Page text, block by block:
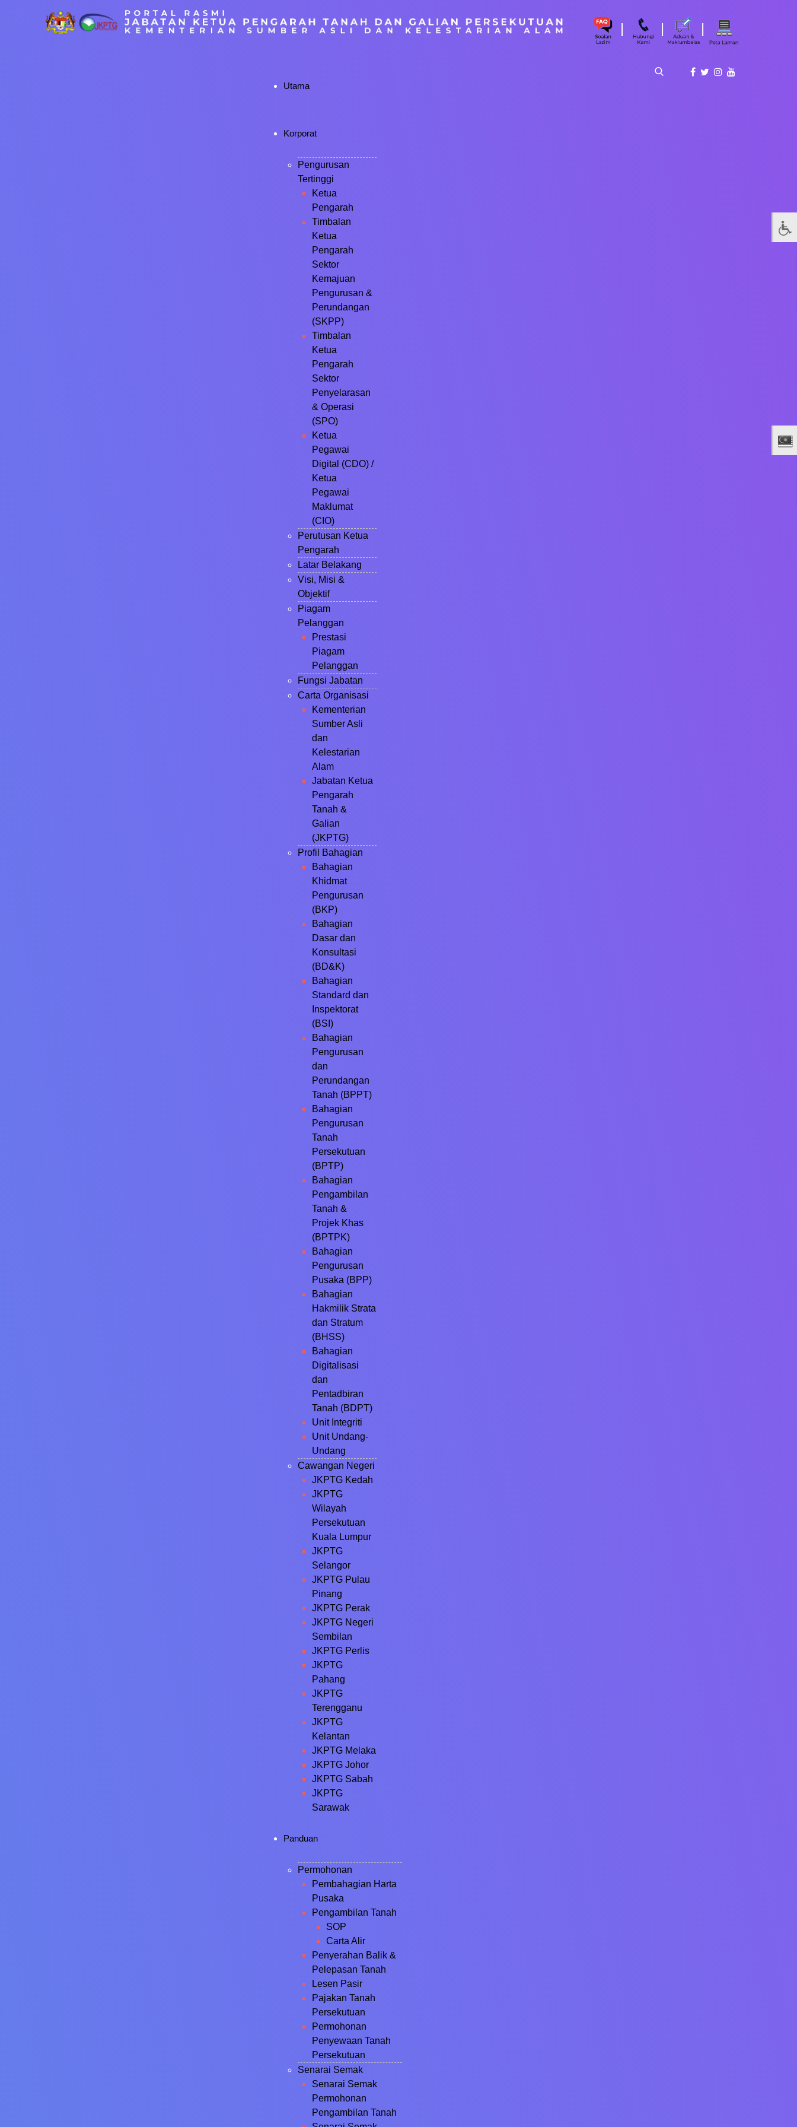
| | |
Utama
Korporat
Pengurusan
Tertinggi
Ketua
Pengarah
Timbalan
Ketua
Pengarah
Sektor
Kemajuan
Pengurusan &
Perundangan
(SKPP)
Timbalan
Ketua
Pengarah
Sektor
Penyelarasan
& Operasi
(SPO)
Ketua
Pegawai
Digital (CDO) /
Ketua
Pegawai
Maklumat
(CIO)
Perutusan Ketua
Pengarah
Latar Belakang
Visi, Misi &
Objektif
Piagam
Pelanggan
Prestasi
Piagam
Pelanggan
Fungsi Jabatan
Carta Organisasi
Kementerian
Sumber Asli
dan
Kelestarian
Alam
Jabatan Ketua
Pengarah
Tanah &
Galian
(JKPTG)
Profil Bahagian
Bahagian
Khidmat
Pengurusan
(BKP)
Bahagian
Dasar dan
Konsultasi
(BD&K)
Bahagian
Standard dan
Inspektorat
(BSI)
Bahagian
Pengurusan
dan
Perundangan
Tanah (BPPT)
Bahagian
Pengurusan
Tanah
Persekutuan
(BPTP)
Bahagian
Pengambilan
Tanah &
Projek Khas
(BPTPK)
Bahagian
Pengurusan
Pusaka (BPP)
Bahagian
Hakmilik Strata
dan Stratum
(BHSS)
Bahagian
Digitalisasi
dan
Pentadbiran
Tanah (BDPT)
Unit Integriti
Unit Undang-
Undang
Cawangan Negeri
JKPTG Kedah
JKPTG
Wilayah
Persekutuan
Kuala Lumpur
JKPTG
Selangor
JKPTG Pulau
Pinang
JKPTG Perak
JKPTG Negeri
Sembilan
JKPTG Perlis
JKPTG
Pahang
JKPTG
Terengganu
JKPTG
Kelantan
JKPTG Melaka
JKPTG Johor
JKPTG Sabah
JKPTG
Sarawak
Panduan
Permohonan
Pembahagian Harta
Pusaka
Pengambilan Tanah
SOP
Carta Alir
Penyerahan Balik &
Pelepasan Tanah
Lesen Pasir
Pajakan Tanah
Persekutuan
Permohonan
Penyewaan Tanah
Persekutuan
Senarai Semak
Senarai Semak
Permohonan
Pengambilan Tanah